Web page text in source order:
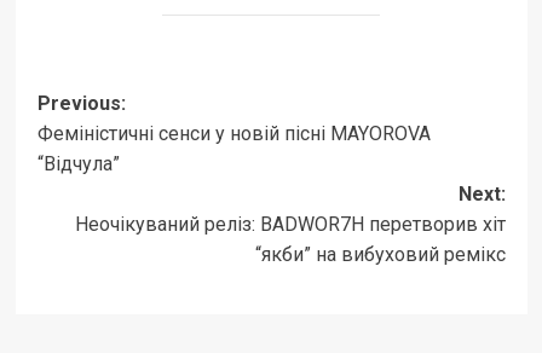
Post
navigation
Previous:
Феміністичні сенси у новій пісні MAYOROVA
“Відчула”
Next:
Неочікуваний реліз: BADWOR7H перетворив хіт
“якби” на вибуховий ремікс